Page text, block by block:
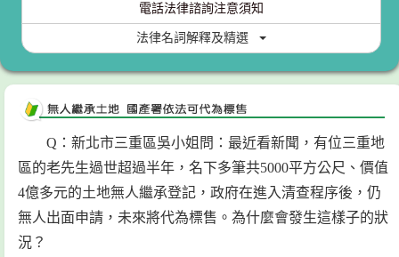
電話法律諮詢注意須知
法律名詞解釋及精選
Q：新北市三重區吳小姐問：最近看新聞，有位三重地
區的老先生過世超過半年，名下多筆共5000平方公尺、價值
4億多元的土地無人繼承登記，政府在進入清查程序後，仍
無人出面申請，未來將代為標售。為什麼會發生這樣子的狀
況？